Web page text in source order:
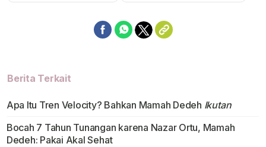
Berita Terkait
Apa Itu Tren Velocity? Bahkan Mamah Dedeh Ikutan
Bocah 7 Tahun Tunangan karena Nazar Ortu, Mamah
Dedeh: Pakai Akal Sehat